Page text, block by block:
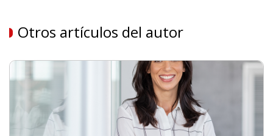
Otros artículos del autor